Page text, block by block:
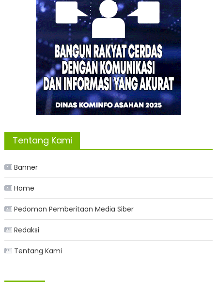
Tentang Kami
Banner
Home
Pedoman Pemberitaan Media Siber
Redaksi
Tentang Kami